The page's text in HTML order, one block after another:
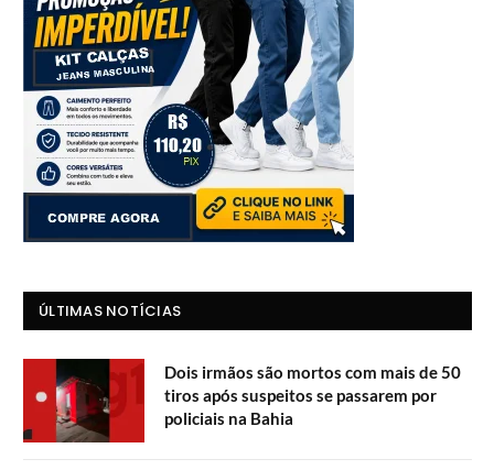
ÚLTIMAS NOTÍCIAS
Dois irmãos são mortos com mais de 50
tiros após suspeitos se passarem por
policiais na Bahia